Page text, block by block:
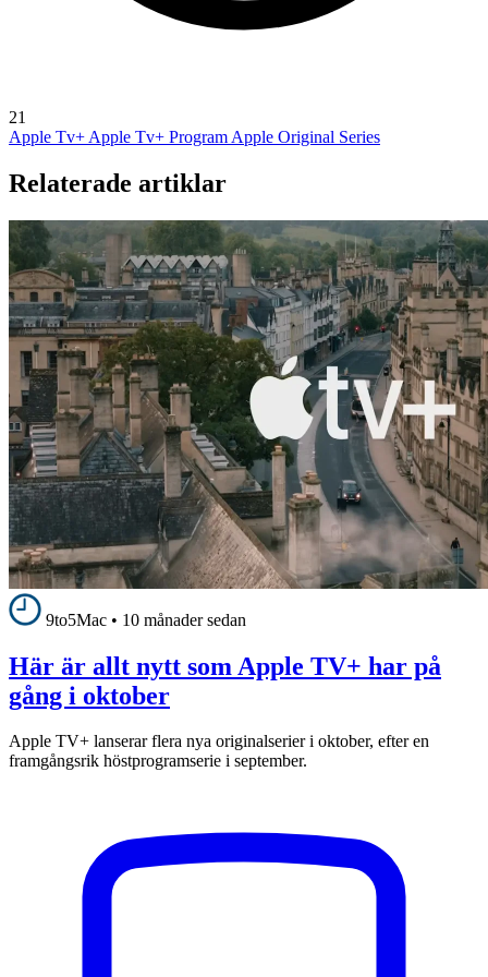
21
Apple Tv+ Apple Tv+ Program Apple Original Series
Relaterade artiklar
9to5Mac • 10 månader sedan
Här är allt nytt som Apple TV+ har på
gång i oktober
Apple TV+ lanserar flera nya originalserier i oktober, efter en
framgångsrik höstprogramserie i september.